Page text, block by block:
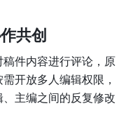
共创
件内容进行评论，原
开放多人编辑权限，
主编之间的反复修改